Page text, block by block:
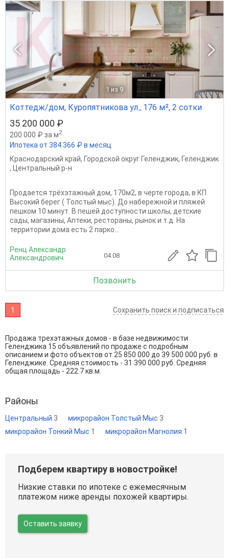
1 из 9
Коттедж/дом, Куропятникова ул., 176 м², 2 сотки
35 200 000 ₽
200 000 ₽ за м2
Ипотека от 384 366 ₽ в месяц
Краснодарский край, Городской округ Геленджик, Геленджик
,
Центральный р-н
Продается трёхэтажный дом, 170м2, в черте города, в КП
Высокий берег ( Толстый мыс). До набережной и пляжей
пешком 10 минут. В пешей доступности школы, детские
сады, магазины, Аптеки, рестораны, рынок и т.д. На
территории дома есть 2 парко...
Ренц Александр
Александрович
04.08
Позвонить
1 Сохранить поиск и подписаться
Продажа трехэтажных домов - в базе недвижимости
Геленджика 15 объявлений по продаже с подробным
описанием и фото объектов от 25 850 000 до 39 500 000 руб. в
Геленджике. Средняя стоимость - 31 390 000 руб. Средняя
общая площадь - 222.7 кв.м.
Районы
Центральный 3 микрорайон Толстый Мыс 3
микрорайон Тонкий Мыс 1 микрорайон Магнолия 1
Подберем квартиру в новостройке!
Низкие ставки по ипотеке с ежемесячным
платежом ниже аренды похожей квартиры.
Оставить заявку